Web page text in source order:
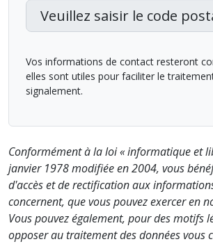
Vos informations de contact resteront
elles sont utiles pour faciliter le
signalement.
Conformément à la loi « informatique et
janvier 1978 modifiée en 2004, vous
d'accès et de rectification aux
concernent, que vous pouvez exercer en
Vous pouvez également, pour des motifs
opposer au traitement des données vous